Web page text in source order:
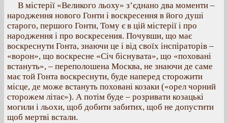
В містерії «Великого льоху» з’єднано два моменти –
народження нового Гонти і воскресення в його душі
старого, першого Гонти, Тому є в цій містерії і про
народження і про воскресения. Почувши, що має
воскреснути Гонта, знаючи це і від своїх інспіраторів –
«ворон», що воскресне «Січ біснувата», що «поховані
встануть», – переполошена Москва, не знаючи де саме
має той Гонта воскреснути, буде наперед сторожити
місце, де може встануть поховані козаки («орел чорний
сторожем літає»). А потім буде – розривати козацькі
могили і льохи, щоб добити забитих, щоб не допустити
щоб мертві встали.